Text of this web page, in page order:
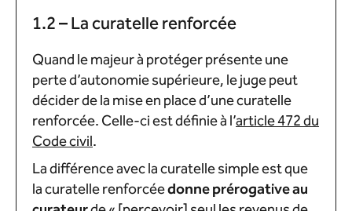
1.2 – La curatelle renforcée
Quand le majeur à protéger présente une
perte d’autonomie supérieure, le juge peut
décider de la mise en place d’une curatelle
renforcée. Celle-ci est définie à l’article 472 du
Code civil.
La différence avec la curatelle simple est que
la curatelle renforcéedonne prérogative au